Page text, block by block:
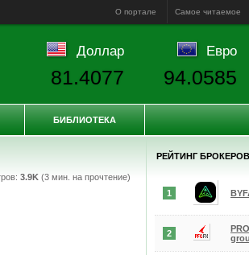
О портале Самое читаемое
3.9K(3 мин. на прочтение)
РЕЙТИНГ БРОКЕРОВ
1
2
Доллар
81.4077
Евро
94.0585
БИБЛИОТЕКА